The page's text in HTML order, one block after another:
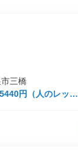
三橋
円（人のレッス